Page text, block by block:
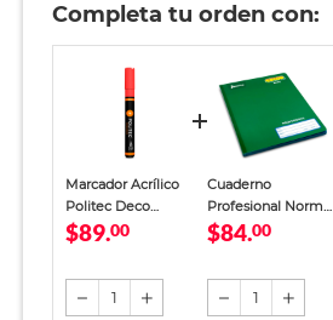
Completa tu orden con:
Marcador Acrílico
Politec Deco
Multisuperficie
$89.00
1
Cuaderno
Profesional Norma
Color Raya 100
$84.00
1